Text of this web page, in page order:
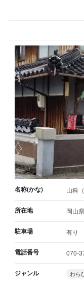
名称(かな) 山科
所在地 岡山
駐車場 有り
電話番号 070-
ジャンル わら